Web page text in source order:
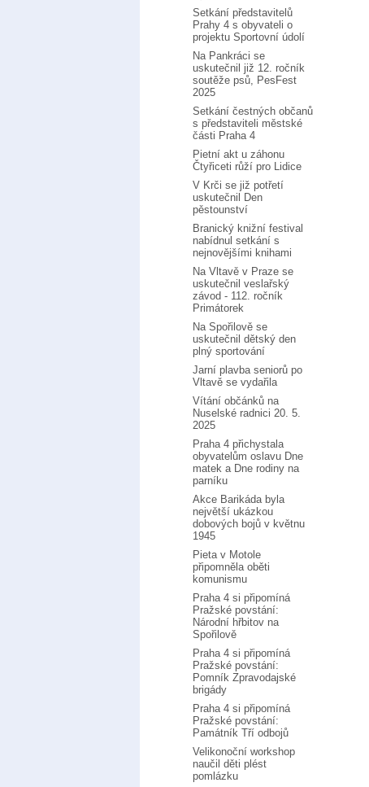
Setkání představitelů
Prahy 4 s obyvateli o
projektu Sportovní údolí
Na Pankráci se
uskutečnil již 12. ročník
soutěže psů, PesFest
2025
Setkání čestných občanů
s představiteli městské
části Praha 4
Pietní akt u záhonu
Čtyřiceti růží pro Lidice
V Krči se již potřetí
uskutečnil Den
pěstounství
Branický knižní festival
nabídnul setkání s
nejnovějšími knihami
Na Vltavě v Praze se
uskutečnil veslařský
závod - 112. ročník
Primátorek
Na Spořilově se
uskutečnil dětský den
plný sportování
Jarní plavba seniorů po
Vltavě se vydařila
Vítání občánků na
Nuselské radnici 20. 5.
2025
Praha 4 přichystala
obyvatelům oslavu Dne
matek a Dne rodiny na
parníku
Akce Barikáda byla
největší ukázkou
dobových bojů v květnu
1945
Pieta v Motole
připomněla oběti
komunismu
Praha 4 si připomíná
Pražské povstání:
Národní hřbitov na
Spořilově
Praha 4 si připomíná
Pražské povstání:
Pomník Zpravodajské
brigády
Praha 4 si připomíná
Pražské povstání:
Památník Tří odbojů
Velikonoční workshop
naučil děti plést
pomlázku